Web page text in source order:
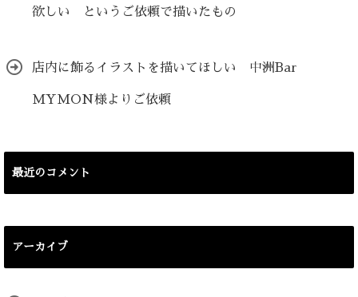
欲しい というご依頼で描いたもの
店内に飾るイラストを描いてほしい 中洲Bar
MYMON様よりご依頼
最近のコメント
アーカイブ